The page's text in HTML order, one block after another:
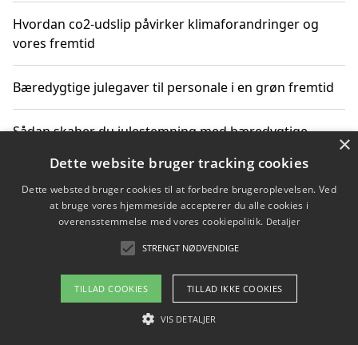
Hvordan co2-udslip påvirker klimaforandringer og
vores fremtid
Bæredygtige julegaver til personale i en grøn fremtid
Sådan skaber du julestemning med bæredygtige
Sådan skaber du et bæredygtigt hjem med familien i
Copyright 2026 - Pilanto Aps
Om / kontakt
×
Dette website bruger tracking cookies
Dette websted bruger cookies til at forbedre brugeroplevelsen. Ved
at bruge vores hjemmeside accepterer du alle cookies i
overensstemmelse med vores cookiepolitik. Detaljer
STRENGT NØDVENDIGE
TILLAD COOKIES TILLAD IKKE COOKIES
VIS DETALJER